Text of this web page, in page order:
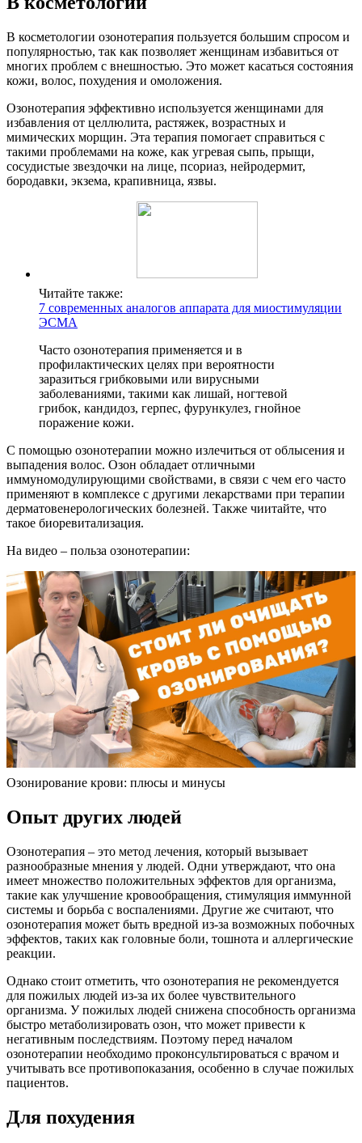
В косметологии озонотерапия пользуется большим спросом и
популярностью, так как позволяет женщинам избавиться от
многих проблем с внешностью. Это может касаться состояния
кожи, волос, похудения и омоложения.
Озонотерапия эффективно используется женщинами для
избавления от целлюлита, растяжек, возрастных и
мимических морщин. Эта терапия помогает справиться с
такими проблемами на коже, как угревая сыпь, прыщи,
сосудистые звездочки на лице, псориаз, нейродермит,
бородавки, экзема, крапивница, язвы.
Читайте также:
7 современных аналогов аппарата для миостимуляции
ЭСМА
Часто озонотерапия применяется и в
профилактических целях при вероятности
заразиться грибковыми или вирусными
заболеваниями, такими как лишай, ногтевой
грибок, кандидоз, герпес, фурункулез, гнойное
поражение кожи.
С помощью озонотерапии можно излечиться от облысения и
выпадения волос. Озон обладает отличными
иммуномодулирующими свойствами, в связи с чем его часто
применяют в комплексе с другими лекарствами при терапии
дерматовенерологических болезней. Также чиитайте, что
такое биоревитализация.
На видео – польза озонотерапии:
Озонирование крови: плюсы и минусы
Опыт других людей
Озонотерапия – это метод лечения, который вызывает
разнообразные мнения у людей. Одни утверждают, что она
имеет множество положительных эффектов для организма,
такие как улучшение кровообращения, стимуляция иммунной
системы и борьба с воспалениями. Другие же считают, что
озонотерапия может быть вредной из-за возможных побочных
эффектов, таких как головные боли, тошнота и аллергические
реакции.
Однако стоит отметить, что озонотерапия не рекомендуется
для пожилых людей из-за их более чувствительного
организма. У пожилых людей снижена способность организма
быстро метаболизировать озон, что может привести к
негативным последствиям. Поэтому перед началом
озонотерапии необходимо проконсультироваться с врачом и
учитывать все противопоказания, особенно в случае пожилых
пациентов.
Для похудения